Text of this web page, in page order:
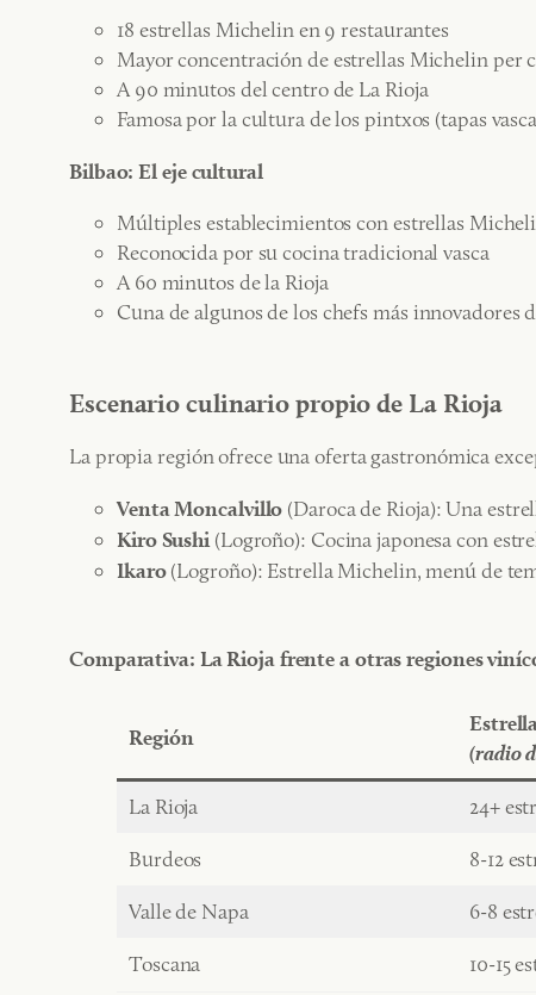
18 estrellas Michelin en 9 restaurantes
Mayor concentración de estrellas Michelin per
A 90 minutos del centro de La Rioja
Famosa por la cultura de los pintxos (tapas
Bilbao: El eje cultural
Múltiples establecimientos con estrellas
Reconocida por su cocina tradicional vasca
A 60 minutos de la Rioja
Cuna de algunos de los chefs más innovadores
Escenario culinario propio de La Rioja
La propia región ofrece una oferta gastronómica
Venta Moncalvillo (Daroca de Rioja): Una
Kiro Sushi(Logroño): Cocina japonesa con
Ikaro(Logroño): Estrella Michelin, menú de
Comparativa: La Rioja frente a otras regiones
Región
(radio
La Rioja 24+
Burdeos
8-12
Valle de Napa
6-8
Toscana
10-15